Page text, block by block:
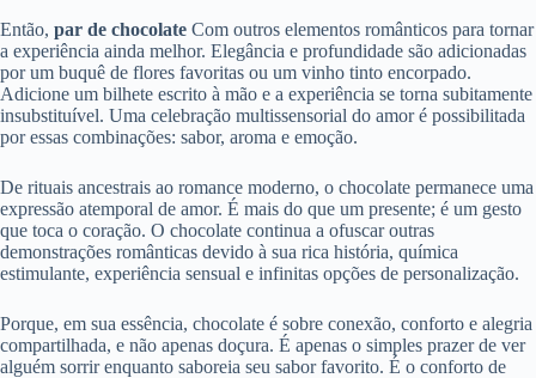
Então, par de chocolate Com outros elementos românticos para tornar
a experiência ainda melhor. Elegância e profundidade são adicionadas
por um buquê de flores favoritas ou um vinho tinto encorpado.
Adicione um bilhete escrito à mão e a experiência se torna subitamente
insubstituível. Uma celebração multissensorial do amor é possibilitada
por essas combinações: sabor, aroma e emoção.
De rituais ancestrais ao romance moderno, o chocolate permanece uma
expressão atemporal de amor. É mais do que um presente; é um gesto
que toca o coração. O chocolate continua a ofuscar outras
demonstrações românticas devido à sua rica história, química
estimulante, experiência sensual e infinitas opções de personalização.
Porque, em sua essência, chocolate é sobre conexão, conforto e alegria
compartilhada, e não apenas doçura. É apenas o simples prazer de ver
alguém sorrir enquanto saboreia seu sabor favorito. É o conforto de